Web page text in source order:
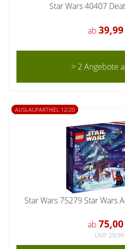
Star Wars 40407
ab
> 2 Angebote
AUSLAUFARTIKEL 12/20
Star Wars 75279 Star Wars
ab
UVP